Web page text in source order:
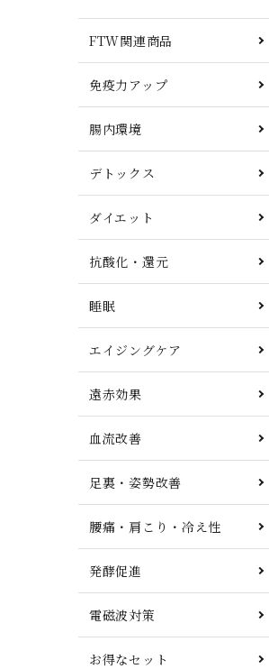
FTW関連商品
免疫力アップ
腸内環境
デトックス
ダイエット
抗酸化・還元
睡眠
エイジングケア
遠赤効果
血流改善
足裏・姿勢改善
腰痛・肩こり・冷え性
発酵促進
電磁波対策
お得なセット